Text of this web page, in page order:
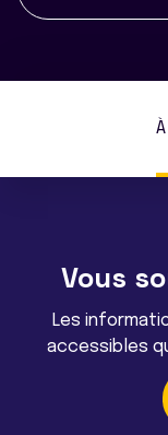
Vous
Les
accessibles